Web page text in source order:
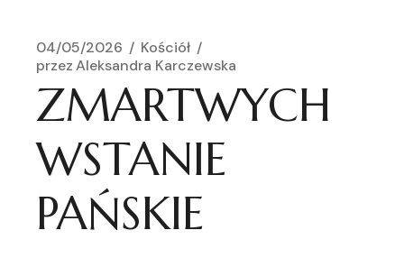
04/05/2026
Kościół
przez Aleksandra Karczewska
ZMARTWYCH
WSTANIE
PAŃSKIE